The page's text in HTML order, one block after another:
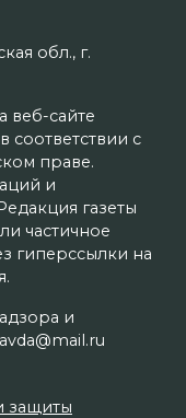
обл., г.
веб-сайте
соответствии с
праве.
и
газеты
частичное
гиперссылки на
и
защиты